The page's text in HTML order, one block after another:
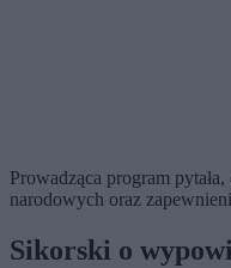
Prowadząca program
narodowych oraz
Sikorski o